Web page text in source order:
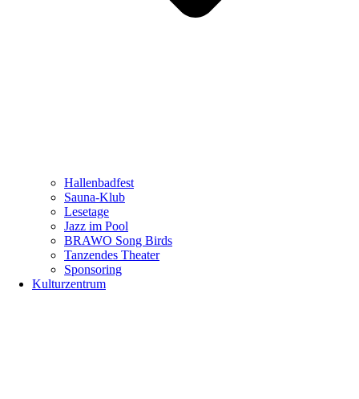
Hallenbadfest
Sauna-Klub
Lesetage
Jazz im Pool
BRAWO Song Birds
Tanzendes Theater
Sponsoring
Kulturzentrum